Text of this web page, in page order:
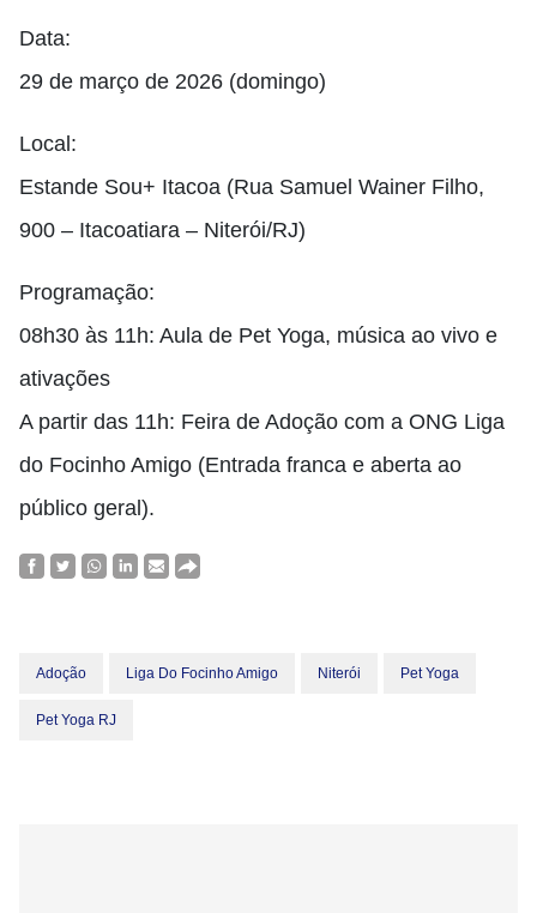
Data:
29 de março de 2026 (domingo)
Local:
Estande Sou+ Itacoa (Rua Samuel Wainer Filho,
900 – Itacoatiara – Niterói/RJ)
Programação:
08h30 às 11h: Aula de Pet Yoga, música ao vivo e
ativações
A partir das 11h: Feira de Adoção com a ONG Liga
do Focinho Amigo (Entrada franca e aberta ao
público geral).
Adoção Liga Do Focinho Amigo Niterói Pet Yoga
Pet Yoga RJ